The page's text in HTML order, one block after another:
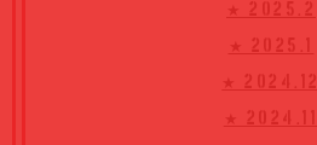
★ 2025.2
★ 2025.1
★ 2024.12
★ 2024.11